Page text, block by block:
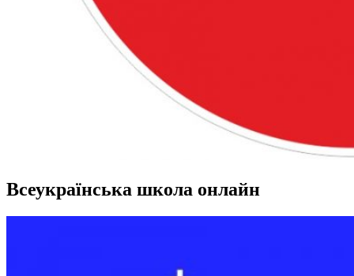
Всеукраїнська школа онлайн